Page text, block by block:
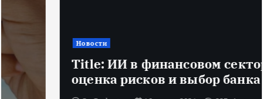
Title: ИИ в финансовом секторе:
оценка рисков и выбор банка